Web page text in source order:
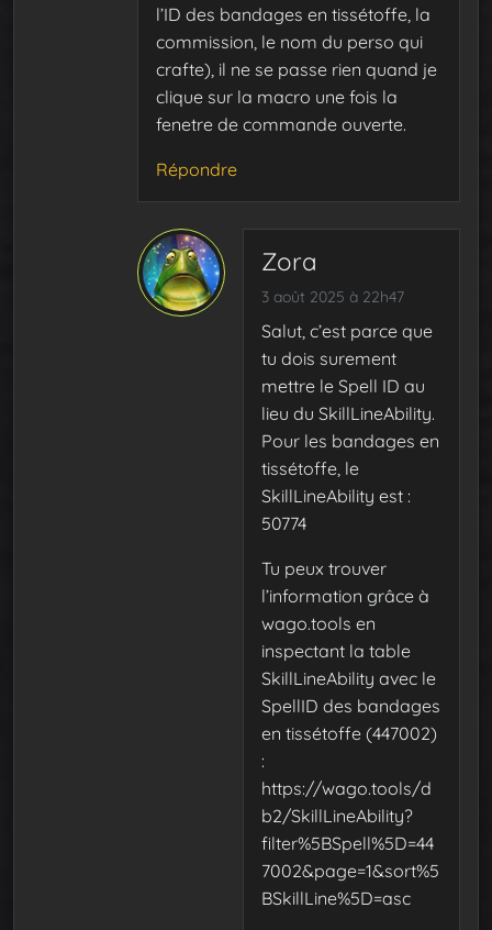
l’ID des bandages en tissétoffe, la
commission, le nom du perso qui
crafte), il ne se passe rien quand je
clique sur la macro une fois la
fenetre de commande ouverte.
Répondre
Zora
3 août 2025 à 22h47
Salut, c’est parce que
tu dois surement
mettre le Spell ID au
lieu du SkillLineAbility.
Pour les bandages en
tissétoffe, le
SkillLineAbility est :
50774
Tu peux trouver
l’information grâce à
wago.tools en
inspectant la table
SkillLineAbility avec le
SpellID des bandages
en tissétoffe (447002)
:
https://wago.tools/d
b2/SkillLineAbility?
filter%5BSpell%5D=44
7002&page=1&sort%5
BSkillLine%5D=asc